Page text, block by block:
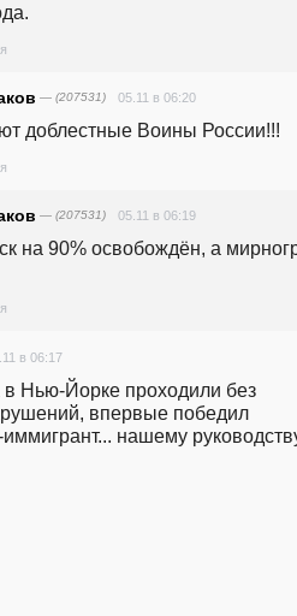
— (207531) 05.11 в 06:20
доблестные Воины России!!!
— (207531) 05.11 в 06:19
на 90% освобождён, а
в 06:17
Нью-Йорке проходили без
впервые победил
нашему